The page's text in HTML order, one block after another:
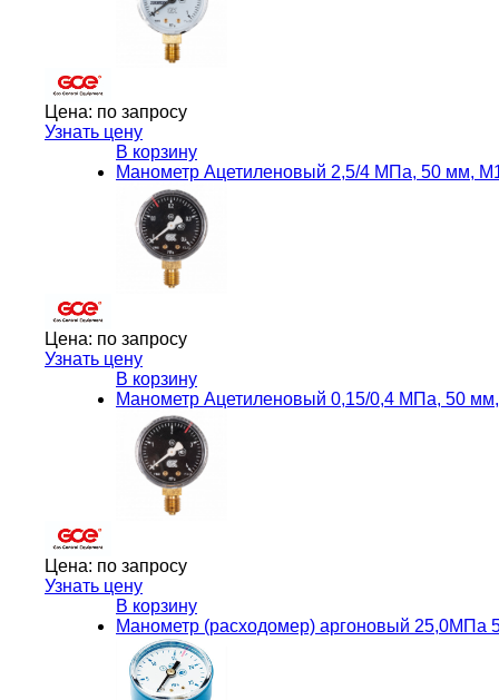
Цена: по запросу
Узнать цену
В корзину
Манометр Ацетиленовый 2,5/4 МПа, 50 мм,
Цена: по запросу
Узнать цену
В корзину
Манометр Ацетиленовый 0,15/0,4 МПа, 50
Цена: по запросу
Узнать цену
В корзину
Манометр (расходомер) аргоновый 25,0МПа